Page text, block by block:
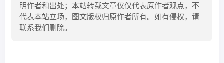
明作者和出处；本站转载文章仅仅代表原作者观点，不
代表本站立场，图文版权归原作者所有。如有侵权，请
联系我们删除。